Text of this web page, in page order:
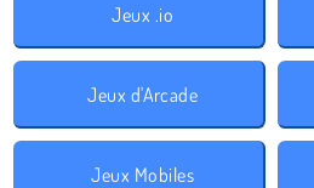
Jeux .io
Jeux d'Arcade
Jeux Mobiles